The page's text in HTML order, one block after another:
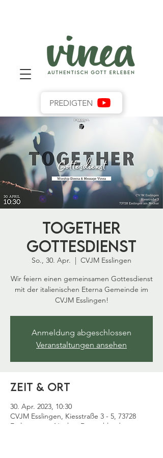
PREDIGTEN
Together
Gottesdienst
So., 30. Apr.
  |
CVJM Esslingen
Wir feiern einen gemeinsamen Gottesdienst
mit der italienischen Eterna Gemeinde im
CVJM Esslingen!
Anmeldung abgeschlossen
Veranstaltungen ansehen
Zeit & Ort
30. Apr. 2023, 10:30
CVJM Esslingen, Kiesstraße 3 - 5, 73728
Esslingen am Neckar, Deutschland